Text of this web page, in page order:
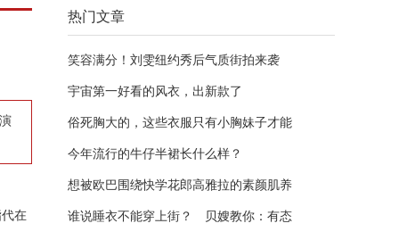
在
热门文章
笑容满分！刘雯纽约秀后气质街拍来袭
宇宙第一好看的风衣，出新款了
俗死胸大的，这些衣服只有小胸妹子才能
今年流行的牛仔半裙长什么样？
想被欧巴围绕快学花郎高雅拉的素颜肌养
谁说睡衣不能穿上街？ 贝嫂教你：有态